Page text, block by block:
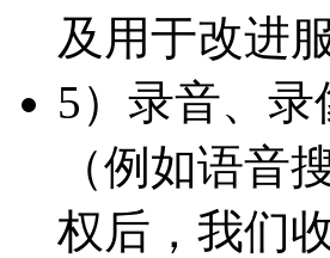
及用于改进
5）录音、
（例如语音
权后，我们